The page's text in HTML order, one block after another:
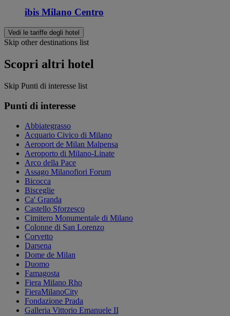
ibis Milano Centro
Vedi le tariffe degli hotel
Skip other destinations list
Scopri altri hotel
Skip Punti di interesse list
Punti di interesse
Abbiategrasso
Acquario Civico di Milano
Aeroport de Milan Malpensa
Aeroporto di Milano-Linate
Arco della Pace
Assago Milanofiori Forum
Bicocca
Bisceglie
Ca' Granda
Castello Sforzesco
Cimitero Monumentale di Milano
Colonne di San Lorenzo
Corvetto
Darsena
Dome de Milan
Duomo
Famagosta
Fiera Milano Rho
FieraMilanoCity
Fondazione Prada
Galleria Vittorio Emanuele II